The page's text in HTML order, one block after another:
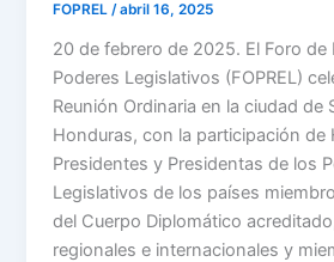
FOPREL/abril 16, 2025
20 de febrero de 2025. El Foro de
Poderes Legislativos (FOPREL)
Reunión Ordinaria en la ciudad de
Honduras, con la participación de
Presidentes y Presidentas de los
Legislativos de los países
del Cuerpo Diplomático
regionales e internacionales y